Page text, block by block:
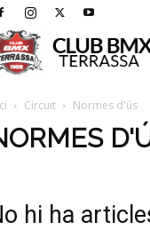
Circuit Normes d'ús
hi ha